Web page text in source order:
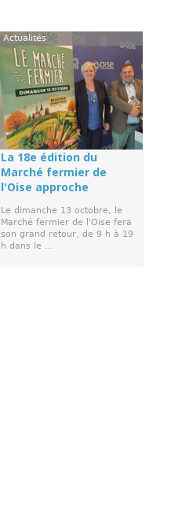
Actualités
La 18e édition du
Marché fermier de
l'Oise approche
Le dimanche 13 octobre, le
Marché fermier de l'Oise fera
son grand retour, de 9 h à 19
h dans le ...